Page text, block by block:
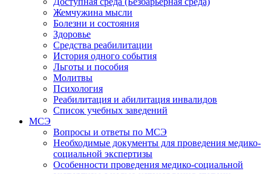
Жемчужина мысли
Болезни и состояния
Здоровье
Средства реабилитации
История одного события
Льготы и пособия
Молитвы
Психология
Реабилитация и абилитация инвалидов
Список учебных заведений
МСЭ
Вопросы и ответы по МСЭ
Необходимые документы для проведения медико-
социальной экспертизы
Особенности проведения медико-социальной